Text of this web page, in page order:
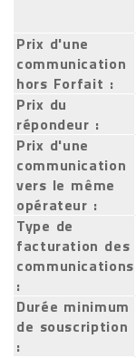
Prix d'une
communication
hors Forfait :
Prix du
répondeur :
Prix d'une
communication
vers le même
opérateur :
Type de
facturation des
communications
:
Durée minimum
de souscription
: